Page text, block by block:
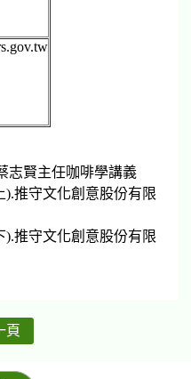
志賢主任咖啡學講義
).推守文化創意股份有限
).推守文化創意股份有限
頁